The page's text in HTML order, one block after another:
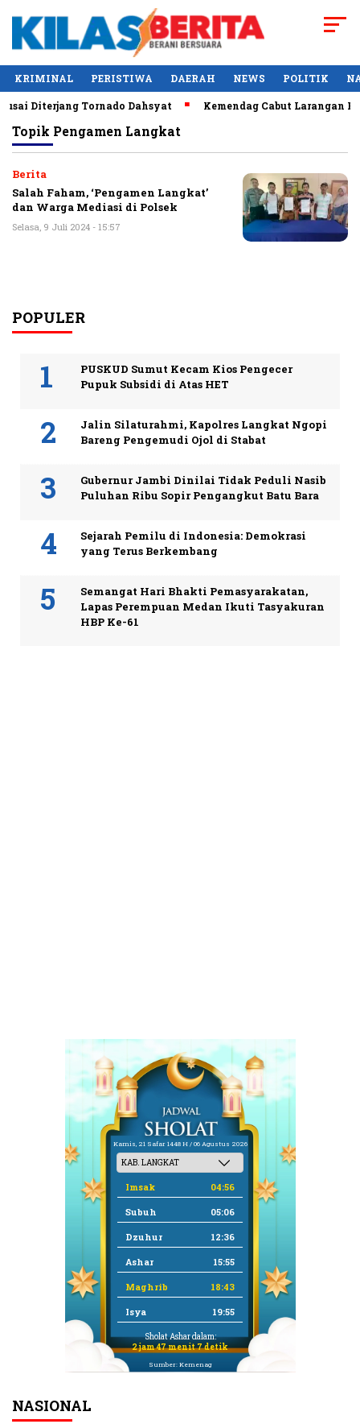
KRIMINAL PERISTIWA DAERAH NEWS POLITIK
Diterjang Tornado Dahsyat Kemendag Cabut Larangan
Topik Pengamen Langkat
Berita
Salah Faham, ‘Pengamen Langkat’
dan Warga Mediasi di Polsek
Selasa, 9 Juli 2024 - 15:57
POPULER
PUSKUD Sumut Kecam Kios Pengecer
Pupuk Subsidi di Atas HET
Jalin Silaturahmi, Kapolres Langkat Ngopi
Bareng Pengemudi Ojol di Stabat
Gubernur Jambi Dinilai Tidak Peduli Nasib
Puluhan Ribu Sopir Pengangkut Batu Bara
Sejarah Pemilu di Indonesia: Demokrasi
yang Terus Berkembang
Semangat Hari Bhakti Pemasyarakatan,
Lapas Perempuan Medan Ikuti Tasyakuran
HBP Ke-61
Kamis, 21 Safar 1448 H / 06 Agustus 2026
Imsak 04:56
Subuh 05:06
Dzuhur 12:36
Ashar 15:55
Maghrib 18:43
Isya 19:55
Sholat Ashar dalam:
2 jam 47 menit 7 detik
Sumber: Kemenag
NASIONAL